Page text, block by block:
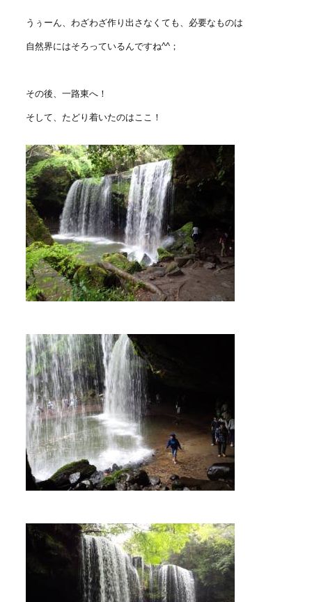
うぅーん、わざわざ作り出さなくても、必要なものは
自然界にはそろっているんですね^^；
その後、一路東へ！
そして、たどり着いたのはここ！